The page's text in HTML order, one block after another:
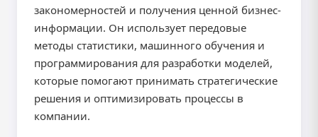
закономерностей и получения ценной бизнес-
информации. Он использует передовые
методы статистики, машинного обучения и
программирования для разработки моделей,
которые помогают принимать стратегические
решения и оптимизировать процессы в
компании.